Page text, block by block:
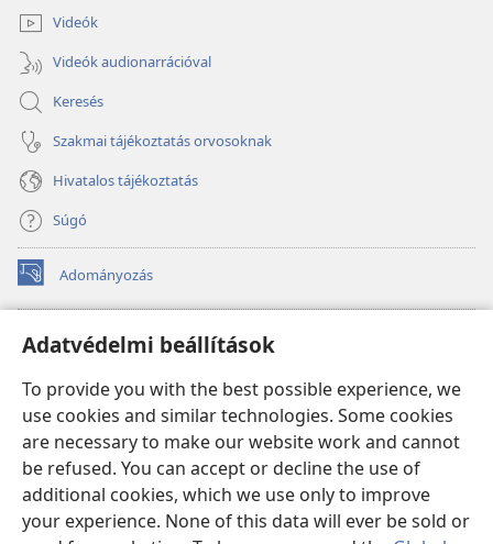
Adatvédelmi beállítások
To provide you with the best possible experience, we
use cookies and similar technologies. Some cookies
are necessary to make our website work and cannot
be refused. You can accept or decline the use of
additional cookies, which we use only to improve
your experience. None of this data will ever be sold or
Videók
Videók audionarrációval
Keresés
Szakmai tájékoztatás orvosoknak
Hivatalos tájékoztatás
Súgó
Adományozás
(opens
new
Őrtorony ONLINE KÖNYVTÁR
(opens
window)JW Hub
(opens
new
window)JW Library
Watchtower Library